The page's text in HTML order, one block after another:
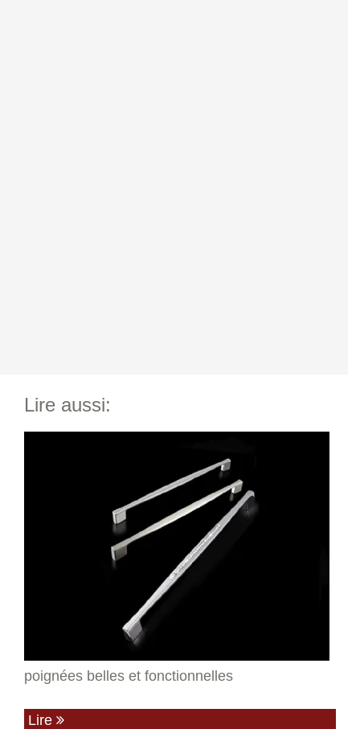
Lire aussi:
poignées belles et fonctionnelles
Lire